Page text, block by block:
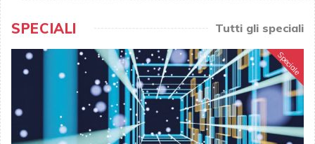
SPECIALI Tutti gli speciali
Speciale